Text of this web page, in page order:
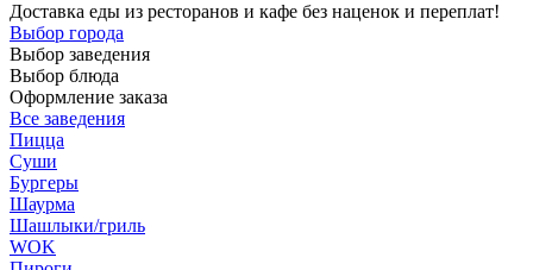
Доставка еды из ресторанов и кафе без наценок и переплат!
Выбор города
Выбор заведения
Выбор блюда
Оформление заказа
Все заведения
Пицца
Суши
Бургеры
Шаурма
Шашлыки/гриль
WOK